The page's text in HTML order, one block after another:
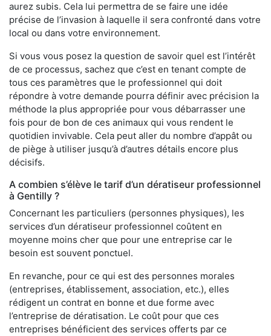
aurez subis. Cela lui permettra de se faire une idée
précise de l’invasion à laquelle il sera confronté dans votre
local ou dans votre environnement.
Si vous vous posez la question de savoir quel est l’intérêt
de ce processus, sachez que c’est en tenant compte de
tous ces paramètres que le professionnel qui doit
répondre à votre demande pourra définir avec précision la
méthode la plus appropriée pour vous débarrasser une
fois pour de bon de ces animaux qui vous rendent le
quotidien invivable. Cela peut aller du nombre d’appât ou
de piège à utiliser jusqu’à d’autres détails encore plus
décisifs.
A combien s’élève le tarif d’un dératiseur professionnel
à Gentilly ?
Concernant les particuliers (personnes physiques), les
services d’un dératiseur professionnel coûtent en
moyenne moins cher que pour une entreprise car le
besoin est souvent ponctuel.
En revanche, pour ce qui est des personnes morales
(entreprises, établissement, association, etc.), elles
rédigent un contrat en bonne et due forme avec
l’entreprise de dératisation. Le coût pour que ces
entreprises bénéficient des services offerts par ce